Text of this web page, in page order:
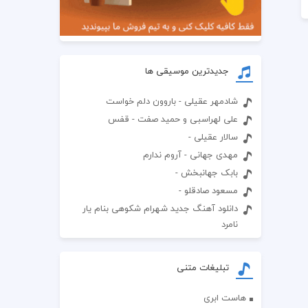
جدیدترین موسیقی ها
شادمهر عقیلی - باروون دلم خواست
علی لهراسبی و حمید صفت - قفس
سالار عقیلی -
مهدی جهانی - آروم ندارم
بابک جهانبخش -
مسعود صادقلو -
دانلود آهنگ جدید شهرام شکوهی بنام یار
نامرد
تبلیغات متنی
هاست ابری